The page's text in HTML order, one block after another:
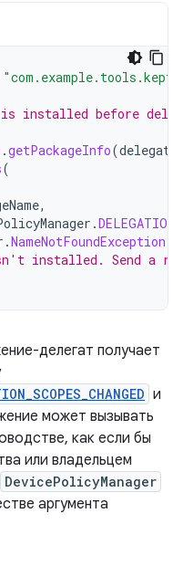
is installed before
.getPackageInfo(
(
,
.
.NameNotFoundException
installed. Send a
делегат получает
и
может вызывать
как если бы
или владельцем
DevicePolicyManager
аргумента